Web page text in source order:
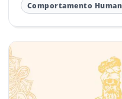
Comportamento